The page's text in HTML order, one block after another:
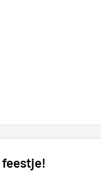
feestje!